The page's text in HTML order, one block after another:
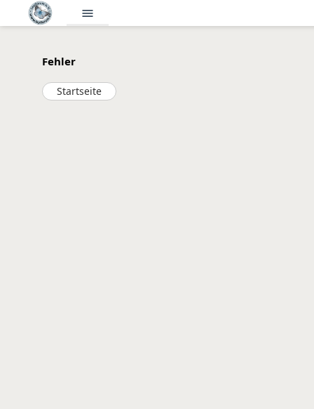
menu
Fehler
Startseite